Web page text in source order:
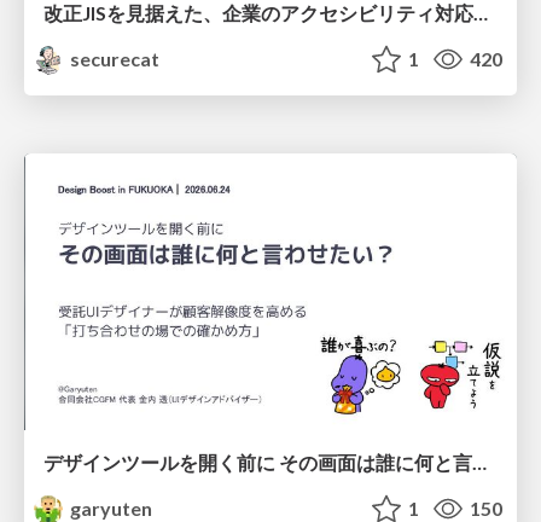
改正JISを見据えた、企業のアクセシビリティ対応ロードマップ
securecat
1 420
デザインツールを開く前に その画面は誰に何と言わせたい？受託UIデザイナーが顧客解像度を高める 「打ち合わせの場での確かめ方」
garyuten
1 150